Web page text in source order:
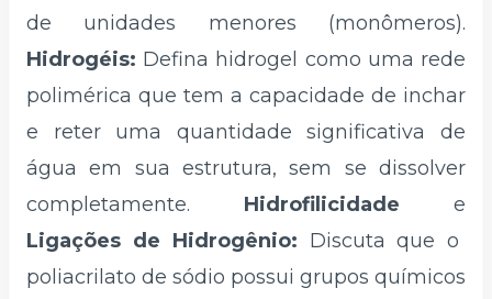
de unidades menores (monômeros).
Hidrogéis: Defina hidrogel como uma rede
polimérica que tem a capacidade de inchar
e reter uma quantidade significativa de
água em sua estrutura, sem se dissolver
completamente. Hidrofilicidade e
Ligações de Hidrogênio: Discuta que o
poliacrilato de sódio possui grupos químicos